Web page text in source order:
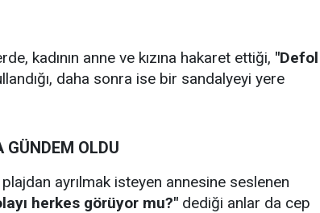
kadının anne ve kızına hakaret ettiği, "Defol
daha sonra ise bir sandalyeyi yere
GÜNDEM OLDU
plajdan ayrılmak isteyen annesine seslenen
herkes görüyor mu?" dediği anlar da cep